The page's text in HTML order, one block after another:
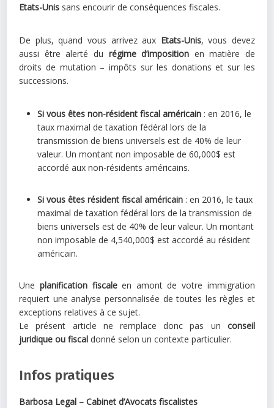
Etats-Unis sans encourir de conséquences fiscales.
De plus, quand vous arrivez aux Etats-Unis, vous devez
aussi être alerté du régime d’imposition en matière de
droits de mutation – impôts sur les donations et sur les
successions.
Si vous êtes non-résident fiscal américain : en 2016, le
taux maximal de taxation fédéral lors de la
transmission de biens universels est de 40% de leur
valeur. Un montant non imposable de 60,000$ est
accordé aux non-résidents américains.
Si vous êtes résident fiscal américain : en 2016, le taux
maximal de taxation fédéral lors de la transmission de
biens universels est de 40% de leur valeur. Un montant
non imposable de 4,540,000$ est accordé au résident
américain.
Une planification fiscaleen amont de votre immigration
requiert une analyse personnalisée de toutes les règles et
exceptions relatives à ce sujet.
Le présent article ne remplace donc pas un conseil
juridique ou fiscal donné selon un contexte particulier.
Infos pratiques
Barbosa Legal – Cabinet d’Avocats fiscalistes